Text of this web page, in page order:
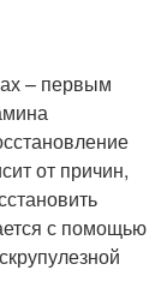
– первым
от причин,
с помощью